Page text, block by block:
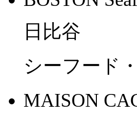
日比谷
シーフード
MAISON